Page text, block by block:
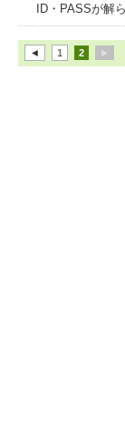
ID・PASSが解
◄ 1 2 ►